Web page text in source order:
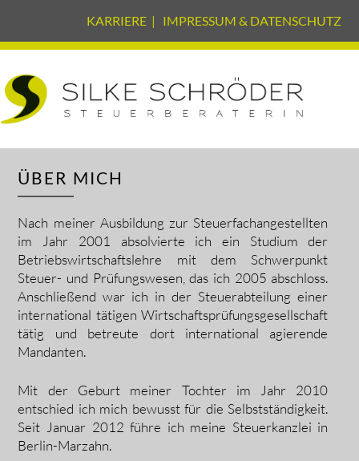
KARRIERE| IMPRESSUM & DATENSCHUTZ
ÜBER MICH
Nach meiner Ausbildung zur Steuerfachangestellten
im Jahr 2001 absolvierte ich ein Studium der
Betriebswirtschaftslehre mit dem Schwerpunkt
Steuer- und Prüfungswesen, das ich 2005 abschloss.
Anschließend war ich in der Steuerabteilung einer
international tätigen Wirtschaftsprüfungsgesellschaft
tätig und betreute dort international agierende
Mandanten.
Mit der Geburt meiner Tochter im Jahr 2010
entschied ich mich bewusst für die Selbstständigkeit.
Seit Januar 2012 führe ich meine Steuerkanzlei in
Berlin-Marzahn.